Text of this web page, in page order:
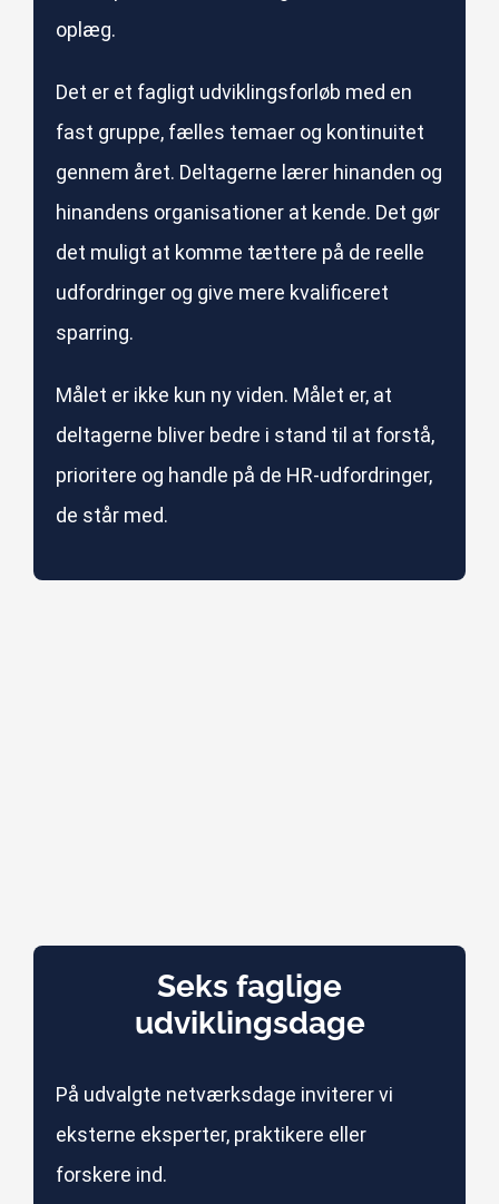
oplæg.
Det er et fagligt udviklingsforløb med en
fast gruppe, fælles temaer og kontinuitet
gennem året. Deltagerne lærer hinanden og
hinandens organisationer at kende. Det gør
det muligt at komme tættere på de reelle
udfordringer og give mere kvalificeret
sparring.
Målet er ikke kun ny viden. Målet er, at
deltagerne bliver bedre i stand til at forstå,
prioritere og handle på de HR-udfordringer,
de står med.
Seks faglige
udviklingsdage
På udvalgte netværksdage inviterer vi
eksterne eksperter, praktikere eller
forskere ind.